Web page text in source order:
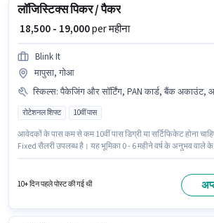
लॉजिस्टिक्स पिकर / पैकर
₹ 18,500 - 19,000per महीना
Blink It
मापुसा, गोआ
स्किल्स: पैकेजिंग और सॉर्टिंग, PAN कार्ड, बैंक अकाउंट, आधार
रोटेशनल शिफ्ट 10वीं पास
आवेदकों के पास कम से कम 10वीं पास डिग्री या सर्टिफिकेट होना
Fixed सैलरी उपलब्ध है। यह भूमिका 0 - 6 महीने वर्ष के अनुभव वाले
है। इस पद के लिए आवश्यक दस्तावेज़ जैसे PAN कार्ड, आधार कार्ड,
10+ दिन पहले पोस्ट की गई थी